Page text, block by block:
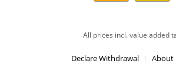
All prices incl. value added
Declare Withdrawal
About